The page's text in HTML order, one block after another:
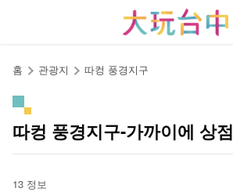
홈 관광지 따컹 풍경지구
따컹 풍경지구-가까이에 상점
13 정보